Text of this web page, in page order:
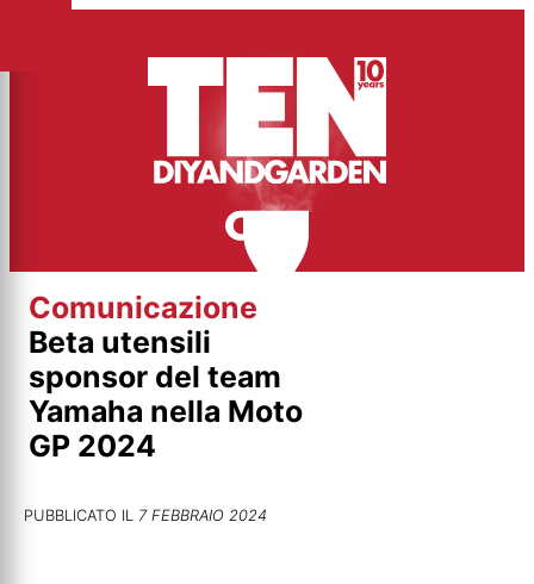
contenuto
Comunicazione
Beta utensili
sponsor del team
Yamaha nella Moto
GP 2024
PUBBLICATO IL 7 FEBBRAIO 2024